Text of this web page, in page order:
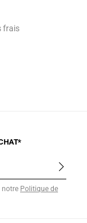
frais
notre Politique de